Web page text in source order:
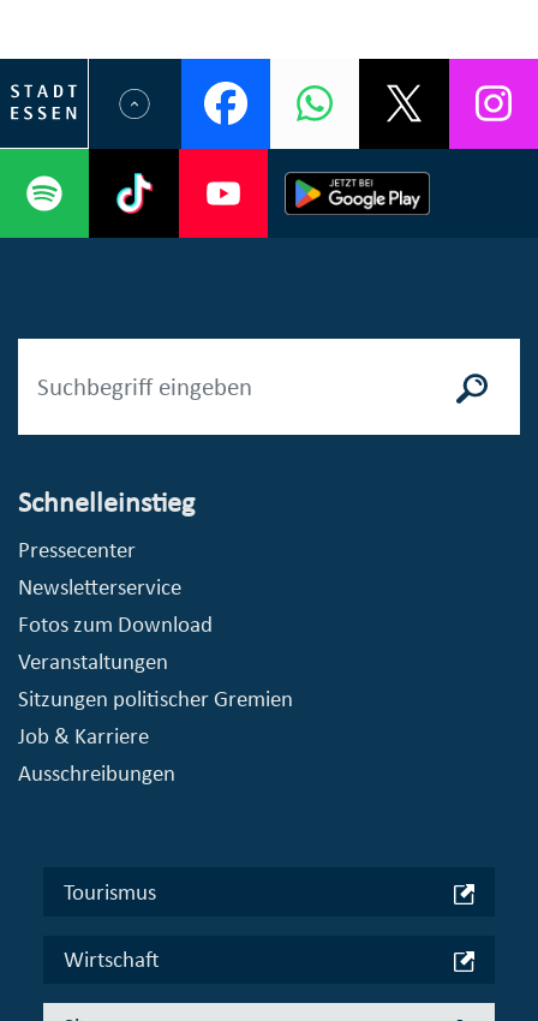
Schnelleinstieg
Pressecenter
Newsletterservice
Fotos zum Download
Veranstaltungen
Sitzungen politischer Gremien
Job & Karriere
Ausschreibungen
Tourismus
Wirtschaft